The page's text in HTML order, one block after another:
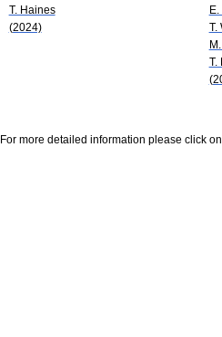
T. Haines
(2024)
T.
T.
For more detailed information please click